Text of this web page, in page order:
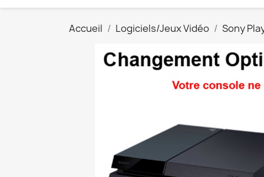
Accueil Logiciels/Jeux Vidéo Sony